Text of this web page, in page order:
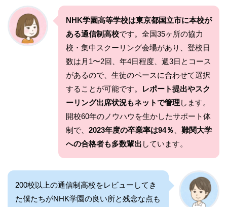
NHK学園高等学校は東京都国立市に本校が
ある通信制高校です。全国35ヶ所の協力
校・集中スクーリング会場があり、登校日
数は月1〜2回、年4日程度、週3日とコース
があるので、生徒のペースに合わせて選択
することが可能です。
レポート提出やスク
ーリング出席状況もネットで管理します。
開校60年のノウハウを生かしたサポート体
制で、 2023年度の卒業率は94％
難関大学
への合格者も多数輩出 しています。
200校以上の通信制高校をレビューしてき
た僕たちがNHK学園の良い所と残念な点も